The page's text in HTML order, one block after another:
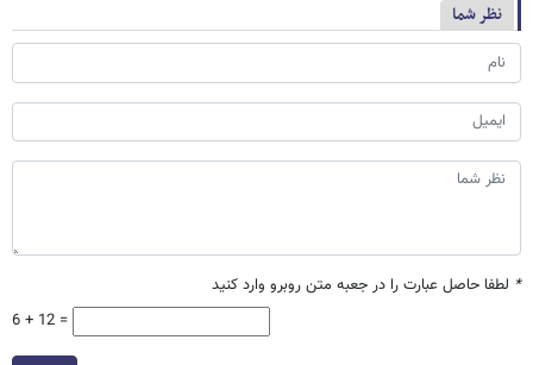
نظر شما
* لطفا حاصل عبارت را در جعبه متن روبرو وارد کنید
6 + 12 =